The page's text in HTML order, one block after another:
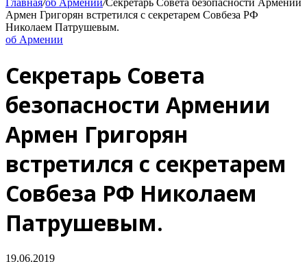
Главная/об Армении/Секретарь Совета безопасности Армении
Армен Григорян встретился с секретарем Совбеза РФ
Николаем Патрушевым.
об Армении
Секретарь Совета
безопасности Армении
Армен Григорян
встретился с секретарем
Совбеза РФ Николаем
Патрушевым.
19.06.2019